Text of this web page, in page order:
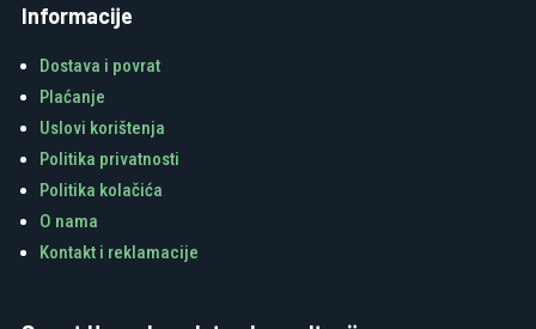
Informacije
Dostava i povrat
Plaćanje
Uslovi korištenja
Politika privatnosti
Politika kolačića
O nama
Kontakt i reklamacije